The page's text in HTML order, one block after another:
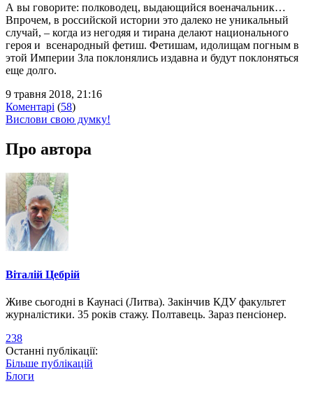
А вы говорите: полководец, выдающийся военачальник…
Впрочем, в российской истории это далеко не уникальный
случай, – когда из негодяя и тирана делают национального
героя и всенародный фетиш. Фетишам, идолищам погным в
этой Империи Зла поклонялись издавна и будут поклоняться
еще долго.
9 травня 2018, 21:16
Коментарі (58)
Вислови свою думку!
Про автора
Віталій Цебрій
Живе сьогодні в Каунасі (Литва). Закінчив КДУ факультет
журналістики. 35 років стажу. Полтавець. Зараз пенсіонер.
238
Останні публікації:
Більше публікацій
Блоги